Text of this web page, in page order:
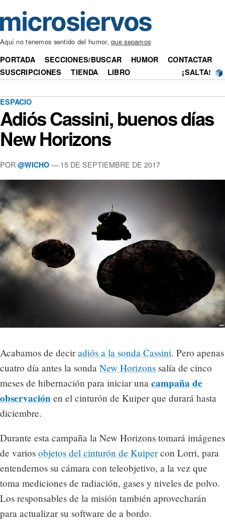
Aquí no tenemos sentido del humor,que sepamos
PORTADA SECCIONES/BUSCAR HUMOR
CONTACTAR
SUSCRIPCIONES
TIENDA LIBRO ¡SALTA!
ESPACIO
Adiós Cassini, buenos días
New Horizons
POR @WICHO — 15 DE SEPTIEMBRE DE 2017
Acabamos de deciradiós a la sonda Cassini. Pero apenas
cuatro día antes la sonda New Horizons salía de cinco
meses de hibernación para iniciar una campaña de
observación en el cinturón de Kuiper que durará hasta
diciembre.
Durante esta campaña la New Horizons tomará imágenes
de varios objetos del cinturón de Kuipercon Lorri, para
entendernos su cámara con teleobjetivo, a la vez que
toma mediciones de radiación, gases y niveles de polvo.
Los responsables de la misión también aprovecharán
para actualizar su software de a bordo.